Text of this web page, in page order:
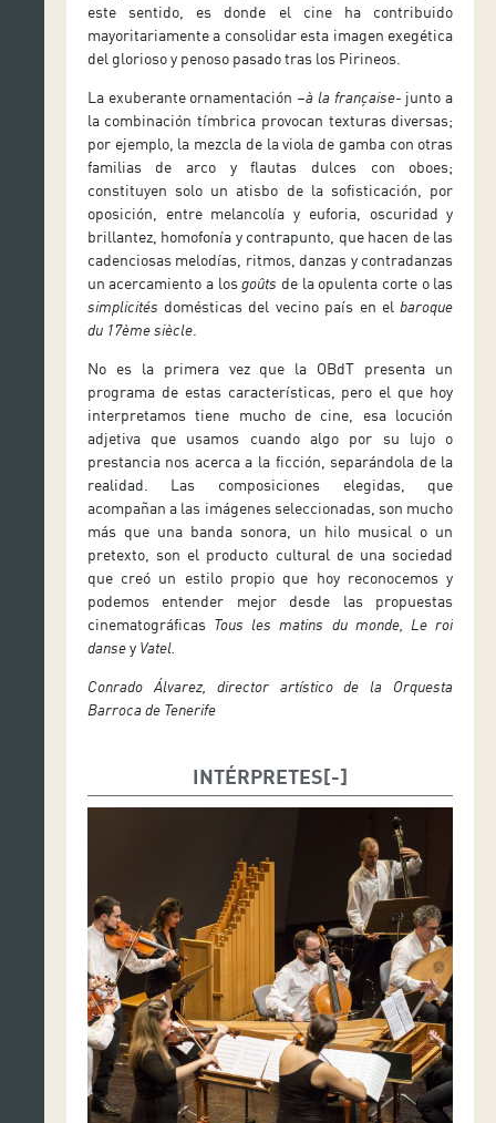
este sentido, es donde el cine ha contribuido
mayoritariamente a consolidar esta imagen exegética
del glorioso y penoso pasado tras los Pirineos.
La exuberante ornamentación –à la française- junto a
la combinación tímbrica provocan texturas diversas;
por ejemplo, la mezcla de la viola de gamba con otras
familias de arco y flautas dulces con oboes;
constituyen solo un atisbo de la sofisticación, por
oposición, entre melancolía y euforia, oscuridad y
brillantez, homofonía y contrapunto, que hacen de las
cadenciosas melodías, ritmos, danzas y contradanzas
un acercamiento a losgoûts de la opulenta corte o las
simplicités domésticas del vecino país en elbaroque
du 17ème siècle.
No es la primera vez que la OBdT presenta un
programa de estas características, pero el que hoy
interpretamos tiene mucho de cine, esa locución
adjetiva que usamos cuando algo por su lujo o
prestancia nos acerca a la ficción, separándola de la
realidad. Las composiciones elegidas, que
acompañan a las imágenes seleccionadas, son mucho
más que una banda sonora, un hilo musical o un
pretexto, son el producto cultural de una sociedad
que creó un estilo propio que hoy reconocemos y
podemos entender mejor desde las propuestas
cinematográficas Tous les matins du monde, Le roi
danseyVatel.
Conrado Álvarez, director artístico de la Orquesta
Barroca de Tenerife
INTÉRPRETES